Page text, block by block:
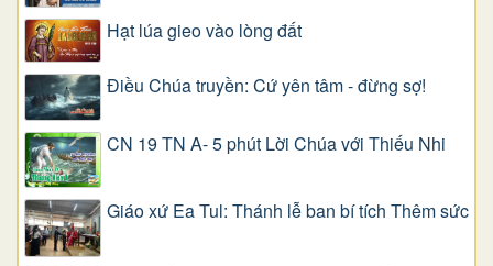
Hạt lúa gieo vào lòng đất
Điều Chúa truyền: Cứ yên tâm - đừng sợ!
CN 19 TN A- 5 phút Lời Chúa với Thiếu Nhi
Giáo xứ Ea Tul: Thánh lễ ban bí tích Thêm sức